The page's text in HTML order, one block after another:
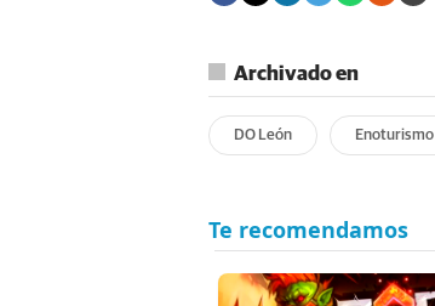
Archivado en
DO León Enoturismo